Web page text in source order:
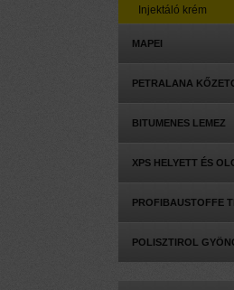
Injektáló krém
MAPEI
PETRALANA
BITUMENES LEMEZ
XPS HELYETT ÉS
PROFIBAUSTOFFE
POLISZTIROL